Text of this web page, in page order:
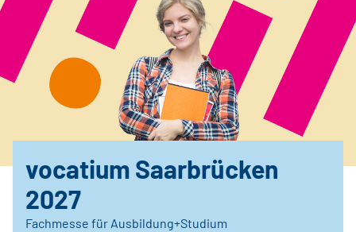
vocatium Saarbrücken
2027
Fachmesse für Ausbildung+Studium